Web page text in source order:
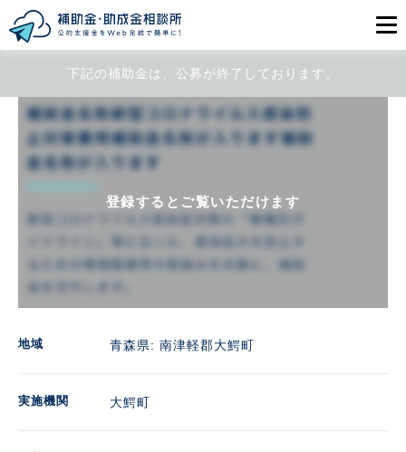
目的から探す
エリアから探す
会員登録 ログイン
下記の補助金は、公募が終了しております。
登録するとご覧いただけます
地域 青森県: 南津軽郡大鰐町
実施機関 大鰐町